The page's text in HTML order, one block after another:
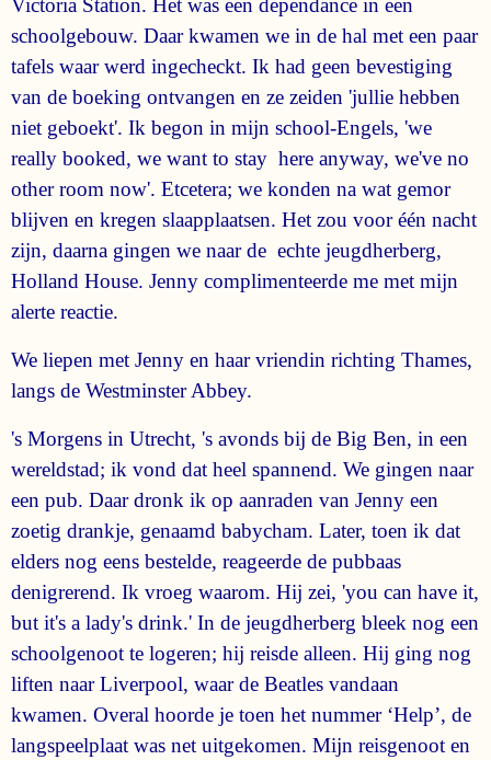
Victoria Station. Het was een dependance in een
schoolgebouw. Daar kwamen we in de hal met een paar
tafels waar werd ingecheckt. Ik had geen bevestiging
van de boeking ontvangen en ze zeiden 'jullie hebben
niet geboekt'. Ik begon in mijn school-Engels, 'we
really booked, we want to stay here anyway, we've no
other room now'. Etcetera; we konden na wat gemor
blijven en kregen slaapplaatsen. Het zou voor één nacht
zijn, daarna gingen we naar de echte jeugdherberg,
Holland House. Jenny complimenteerde me met mijn
alerte reactie.
We liepen met Jenny en haar vriendin richting Thames,
langs de Westminster Abbey.
's Morgens in Utrecht, 's avonds bij de Big Ben, in een
wereldstad; ik vond dat heel spannend. We gingen naar
een pub. Daar dronk ik op aanraden van Jenny een
zoetig drankje, genaamd babycham. Later, toen ik dat
elders nog eens bestelde, reageerde de pubbaas
denigrerend. Ik vroeg waarom. Hij zei, 'you can have it,
but it's a lady's drink.' In de jeugdherberg bleek nog een
schoolgenoot te logeren; hij reisde alleen. Hij ging nog
liften naar Liverpool, waar de Beatles vandaan
kwamen. Overal hoorde je toen het nummer ‘Help’, de
langspeelplaat was net uitgekomen. Mijn reisgenoot en